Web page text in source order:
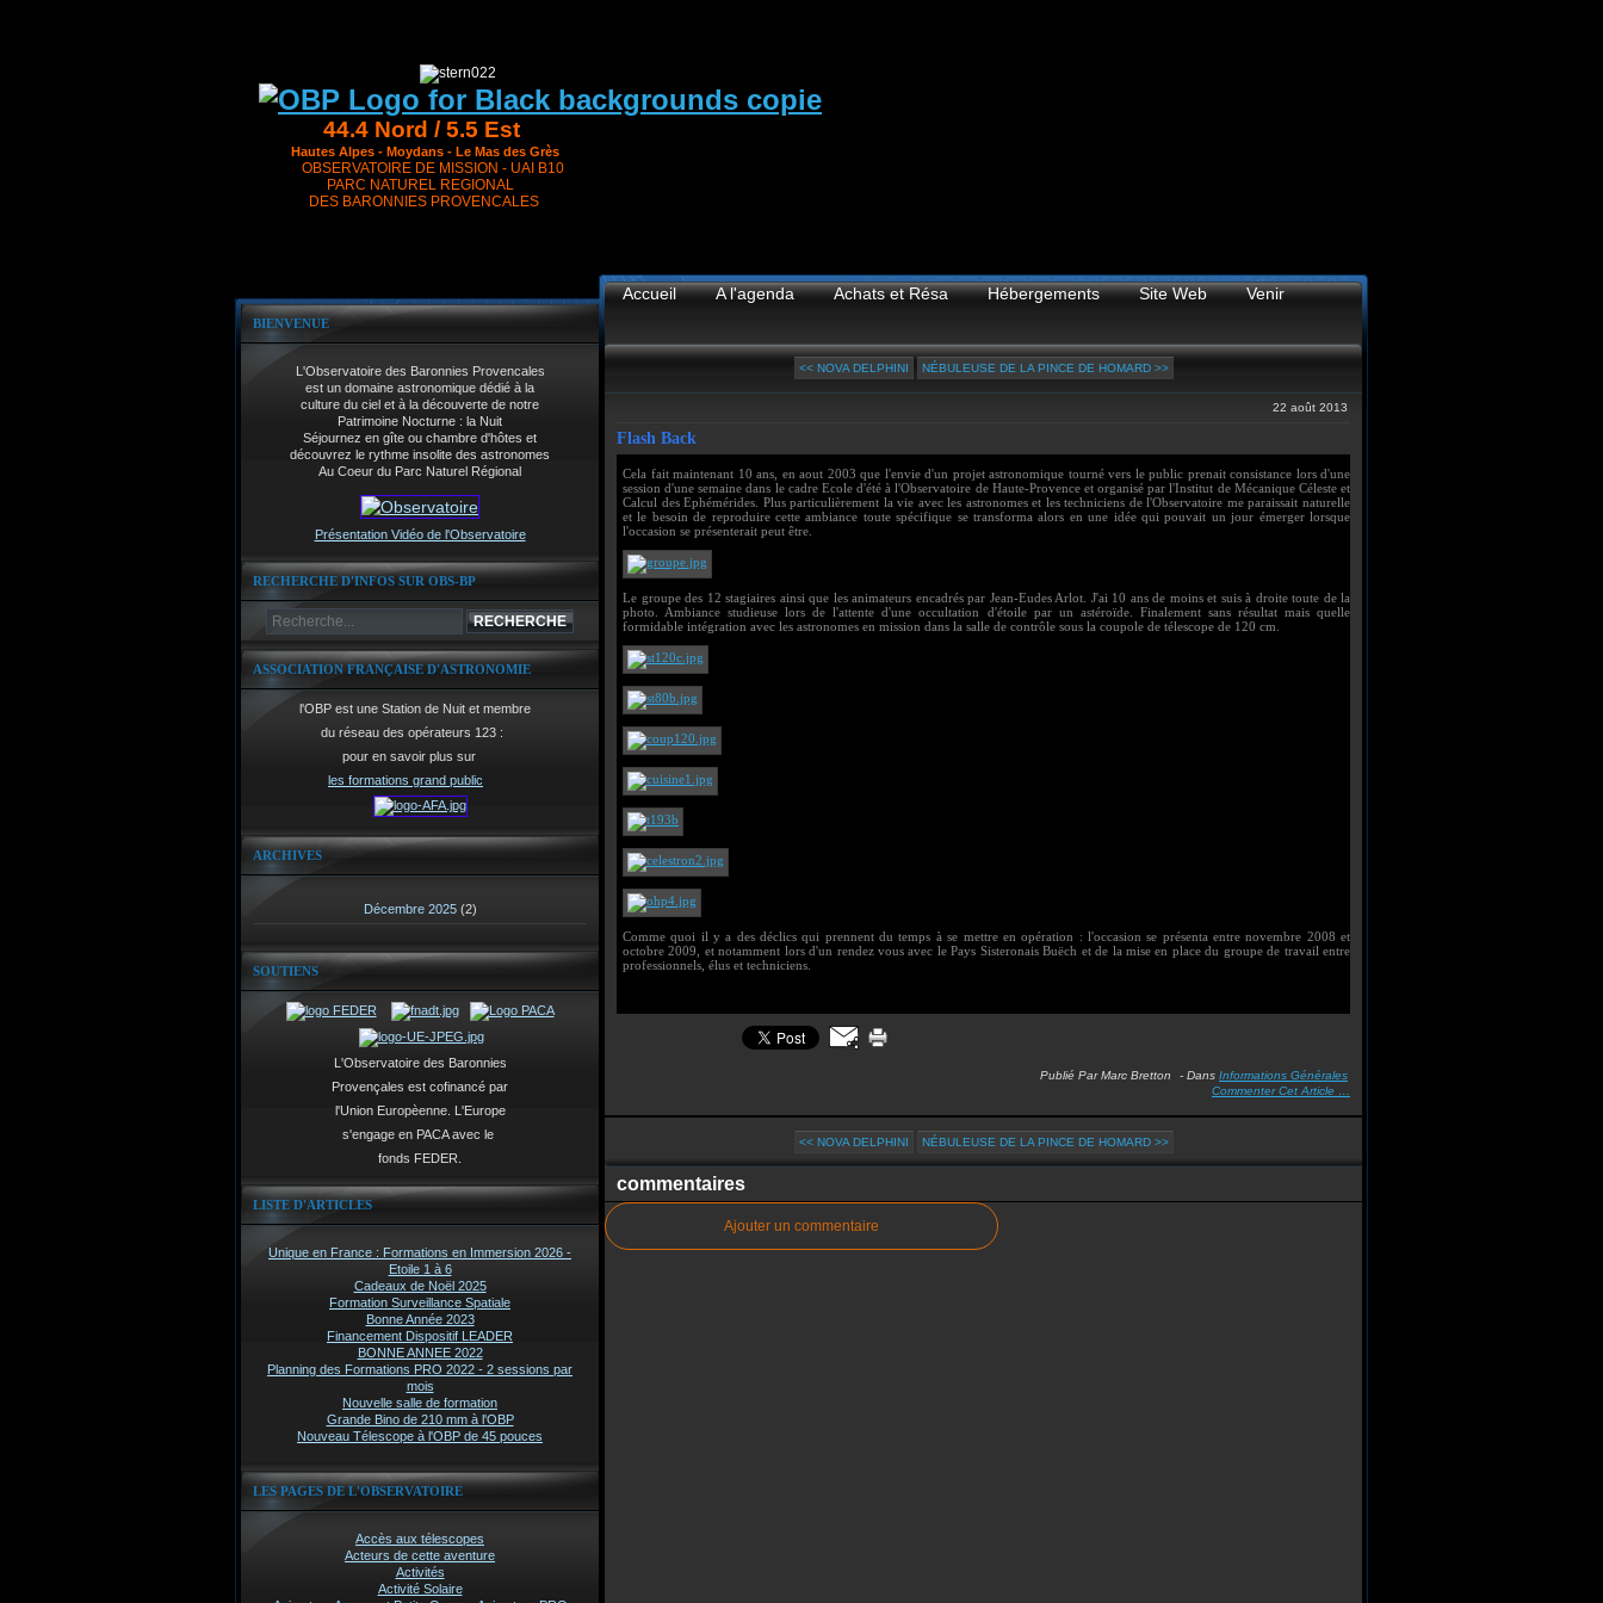
44.4 Nord / 5.5 Est
Hautes Alpes - Moydans - Le Mas des Grès
OBSERVATOIRE DE MISSION - UAI B10
PARC NATUREL REGIONAL
DES BARONNIES PROVENCALES
BIENVENUE
L'Observatoire des Baronnies Provencales
est un domaine astronomique dédié à la
culture du ciel et à la découverte de notre
Patrimoine Nocturne : la Nuit
Séjournez en gîte ou chambre d'hôtes et
découvrez le rythme insolite des astronomes
Au Coeur du Parc Naturel Régional
Présentation Vidéo de l'Observatoire
RECHERCHE D'INFOS SUR OBS-BP
ASSOCIATION FRANÇAISE D'ASTRONOMIE
l'OBP est une Station de Nuit et membre
du réseau des opérateurs 123 :
pour en savoir plus sur
les formations grand public
ARCHIVES
Décembre 2025 (2)
SOUTIENS
L'Observatoire des Baronnies
Provençales est cofinancé par
l'Union Europèenne. L'Europe
s'engage en PACA avec le
fonds FEDER.
LISTE D'ARTICLES
Unique en France : Formations en Immersion 2026 -
Etoile 1 à 6
Cadeaux de Noël 2025
Formation Surveillance Spatiale
Bonne Année 2023
Financement Dispositif LEADER
BONNE ANNEE 2022
Planning des Formations PRO 2022 - 2 sessions par
mois
Nouvelle salle de formation
Grande Bino de 210 mm à l'OBP
Nouveau Télescope à l'OBP de 45 pouces
LES PAGES DE L'OBSERVATOIRE
Accès aux télescopes
Acteurs de cette aventure
Activités
Activité Solaire
Accueil A l'agenda Achats et Résa Hébergements Site Web Venir
<< NOVA DELPHINI NÉBULEUSE DE LA PINCE DE HOMARD >>
22 août 2013
Flash Back
Cela fait maintenant 10 ans, en aout 2003 que l'envie d'un projet astronomique tourné vers le public prenait consistance lors d'une
session d'une semaine dans le cadre Ecole d'été à l'Observatoire de Haute-Provence et organisé par l'Institut de Mécanique Céleste et
Calcul des Ephémérides. Plus particulièrement la vie avec les astronomes et les techniciens de l'Observatoire me paraissait naturelle
et le besoin de reproduire cette ambiance toute spécifique se transforma alors en une idée qui pouvait un jour émerger lorsque
l'occasion se présenterait peut être.
Le groupe des 12 stagiaires ainsi que les animateurs encadrés par Jean-Eudes Arlot. J'ai 10 ans de moins et suis à droite toute de la
photo. Ambiance studieuse lors de l'attente d'une occultation d'étoile par un astéroïde. Finalement sans résultat mais quelle
formidable intégration avec les astronomes en mission dans la salle de contrôle sous la coupole de télescope de 120 cm.
Comme quoi il y a des déclics qui prennent du temps à se mettre en opération : l'occasion se présenta entre novembre 2008 et
octobre 2009, et notamment lors d'un rendez vous avec le Pays Sisteronais Buëch et de la mise en place du groupe de travail entre
professionnels, élus et techniciens.
Publié Par Marc Bretton - Dans Informations Générales
Commenter Cet Article
<< NOVA DELPHINI NÉBULEUSE DE LA PINCE DE HOMARD >>
commentaires
Ajouter un commentaire